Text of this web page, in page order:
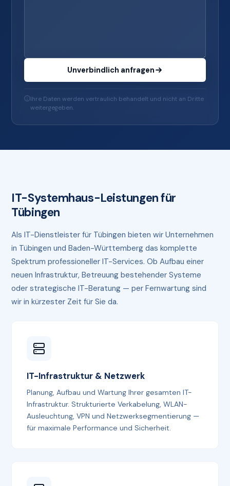
Unverbindlich anfragen
Ihre Daten werden vertraulich behandelt und nicht an Dritte
weitergegeben.
IT-Systemhaus-Leistungen für
Tübingen
Als IT-Dienstleister für Tübingen bieten wir Unternehmen
in Tübingen und Baden-Württemberg das komplette
Spektrum professioneller IT-Services. Ob Aufbau einer
neuen Infrastruktur, Betreuung bestehender Systeme
oder strategische IT-Beratung — per Fernwartung sind
wir in kürzester Zeit für Sie da.
IT-Infrastruktur & Netzwerk
Planung, Aufbau und Wartung Ihrer gesamten IT-
Infrastruktur. Strukturierte Verkabelung, WLAN-
Ausleuchtung, VPN und Netzwerksegmentierung —
für maximale Performance und Sicherheit.